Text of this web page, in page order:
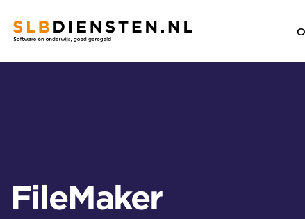
SLBdiensten / Alle licenties / FileMaker
FileMaker